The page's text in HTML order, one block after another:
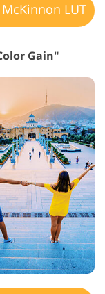
LUT
Gain"